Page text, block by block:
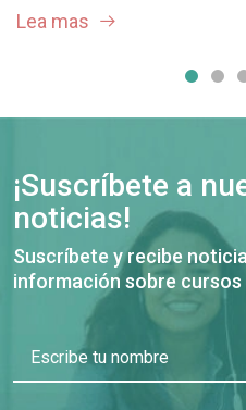
Lea mas
¡Suscríbete a
noticias!
Suscríbete y recibe
información sobre
Escribe tu nombre